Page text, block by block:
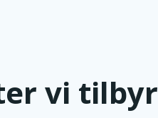
vi tilbyr